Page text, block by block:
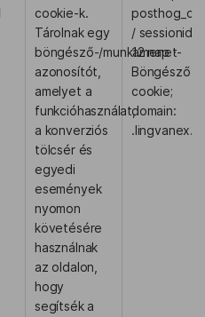
cookie-k.
Tárolnak egy
böngésző-/munkamenet-
azonosítót,
amelyet a
funkcióhasználat,
a konverziós
tölcsér és
egyedi
események
nyomon
követésére
használnak
az oldalon,
hogy
segítsék a
/ sessionid:
12 nap ·
Böngésző
cookie;
domain: